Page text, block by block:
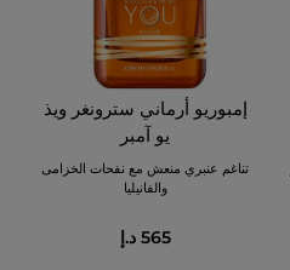
إمبوريو أرماني سترونغر ويذ
يو آمبر
تناغم عنبري منعش مع نفحات الخزامى
والفانيليا
565 د.إ